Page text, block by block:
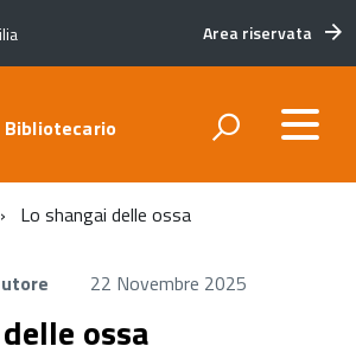
Area riservata
Bibliotecario
Lo shangai delle ossa
22 Novembre 2025
ossa